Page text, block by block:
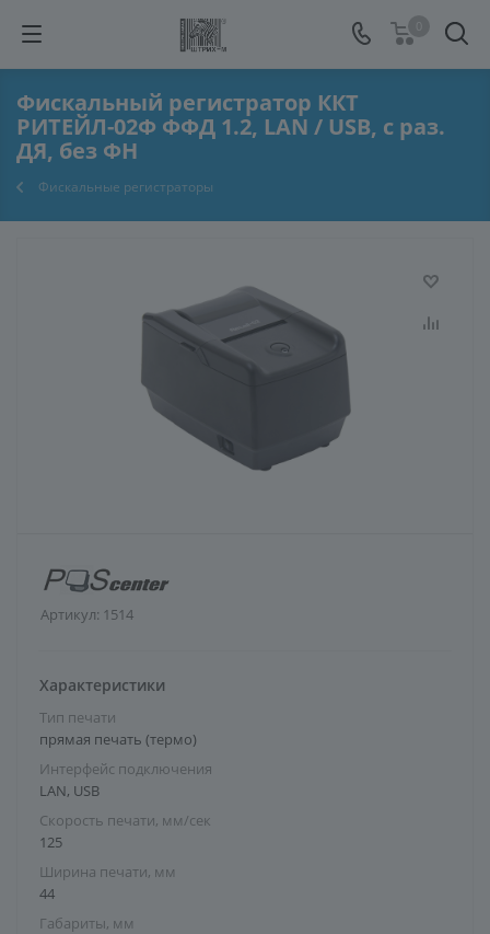
Фискальный регистратор ККТ
РИТЕЙЛ-02Ф ФФД 1.2, LAN / USB, с раз.
ДЯ, без ФН
Фискальные регистраторы
Артикул: 1514
Характеристики
Тип печати
прямая печать (термо)
Интерфейс подключения
LAN, USB
Скорость печати, мм/сек
125
Ширина печати, мм
44
Габариты, мм